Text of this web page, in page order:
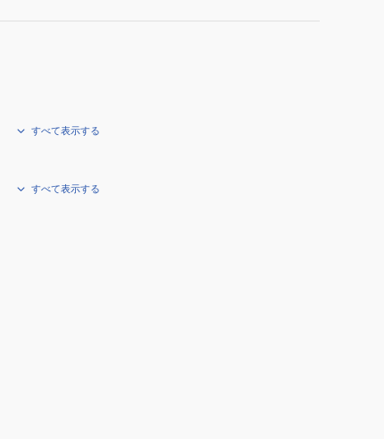
すべて表示する
すべて表示する